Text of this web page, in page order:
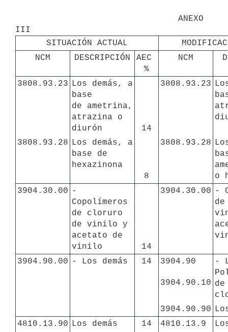
SITUACIÓN ACTUAL
NCM
DESCRIPCIÓN
AEC
%
NCM
3808.93.23
Los demás, a
base
de ametrina,
atrazina o
diurón
14
3808.93.23
3808.93.28
Los demás, a
base de
hexazinona
8
3808.93.28
o
3904.30.00 -
Copolímeros
de cloruro
de vinilo y
acetato de
vinilo
14
3904.30.00 -
3904.90.00 - Los demás 14 3904.90
-
3904.90.10
3904.90.90
4810.13.90
Los demás 14 4810.13.9